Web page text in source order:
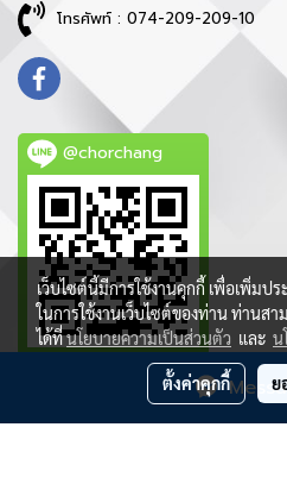
โทรศัพท์ : 074-209-209-10
@chorchang
ลิขสิทธิ์ © 2021 บริษัท ช ช้าง
เว็บไซต์นี้มีการใช้งานคุกกี้ เพื่อเพิ่ม
ในการใช้งานเว็บไซต์ของท่าน ท่านส
ได้ที่นโยบายความเป็นส่วนตัว และ น
ตั้งค่าคุกกี้ ย